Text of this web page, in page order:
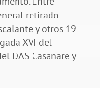
retirado
y otros 19
XVI del
DAS Casanare y